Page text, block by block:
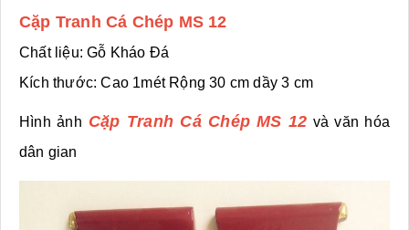
Cặp Tranh Cá Chép MS 12
Chất liệu: Gỗ Kháo Đá
Kích thước: Cao 1mét Rộng 30 cm dầy 3 cm
Hình ảnh Cặp Tranh Cá Chép MS 12 và văn hóa
dân gian